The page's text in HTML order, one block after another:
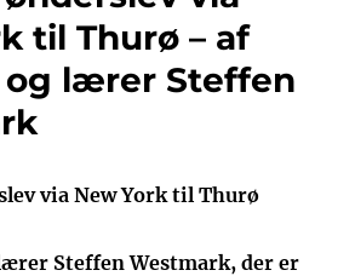
til Thurø – af
og lærer Steffen
via New York til Thurø
Steffen Westmark, der er